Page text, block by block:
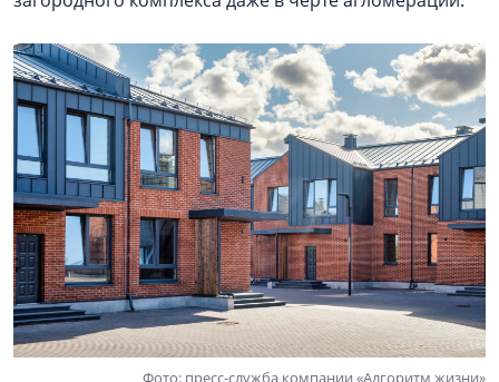
Фото: пресс-служба компании «Алгоритм жизни»